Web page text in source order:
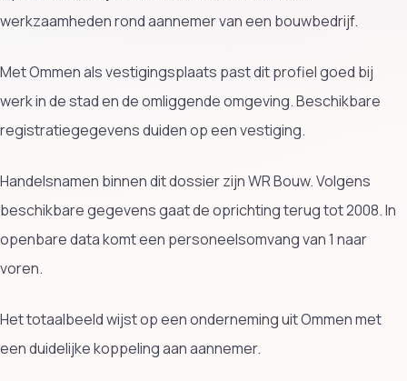
werkzaamheden rond aannemer van een bouwbedrijf.
Met Ommen als vestigingsplaats past dit profiel goed bij
werk in de stad en de omliggende omgeving. Beschikbare
registratiegegevens duiden op een vestiging.
Handelsnamen binnen dit dossier zijn WR Bouw. Volgens
beschikbare gegevens gaat de oprichting terug tot 2008. In
openbare data komt een personeelsomvang van 1 naar
voren.
Het totaalbeeld wijst op een onderneming uit Ommen met
een duidelijke koppeling aan aannemer.